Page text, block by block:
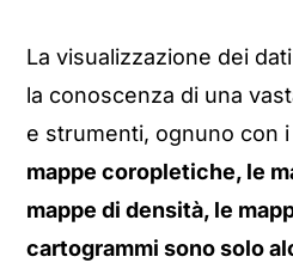
La visualizzazione dei
la conoscenza di una
e strumenti, ognuno con
mappe coropletiche, le
mappe di densità, le
cartogrammi sono solo